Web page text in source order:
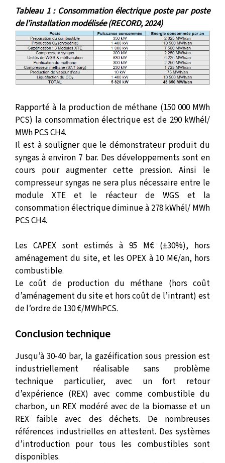
Tableau 1 : Consommation électrique poste par poste
de l’installation modélisée (RECORD, 2024)
Rapporté à la production de méthane (150 000 MWh
PCS) la consommation électrique est de 290 kWhél/
MWh PCS CH4.
Il est à souligner que le démonstrateur produit du
syngas à environ 7 bar. Des développements sont en
cours pour augmenter cette pression. Ainsi le
compresseur syngas ne sera plus nécessaire entre le
module XTE et le réacteur de WGS et la
consommation électrique diminue à 278 kWhél/ MWh
PCS CH4.
Les CAPEX sont estimés à 95 M€ (±30%), hors
aménagement du site, et les OPEX à 10 M€/an, hors
combustible.
Le coût de production du méthane (hors coût
d’aménagement du site et hors coût de l’intrant) est
de l’ordre de 130 €/MWhPCS.
Conclusion technique
Jusqu’à 30-40 bar, la gazéification sous pression est
industriellement réalisable sans problème
technique particulier, avec un fort retour
d’expérience (REX) avec comme combustible du
charbon, un REX modéré avec de la biomasse et un
REX faible avec des déchets. De nombreuses
références industrielles en attestent. Des systèmes
d’introduction pour tous les combustibles sont
disponibles.